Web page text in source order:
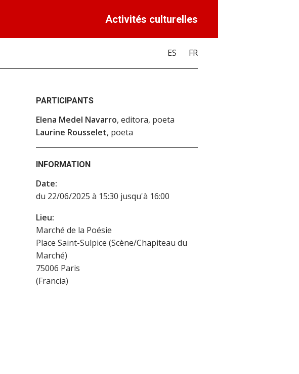
Activités culturelles
ES FR
PARTICIPANTS
Elena Medel Navarro, editora, poeta
Laurine Rousselet, poeta
INFORMATION
Date:
du 22/06/2025 à 15:30 jusqu'à 16:00
Lieu:
Marché de la Poésie
Place Saint-Sulpice (Scène/Chapiteau du
Marché)
75006 Paris
(Francia)